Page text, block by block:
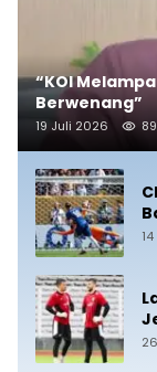
“KOI
Berwenang”
19 Juli 2026 89